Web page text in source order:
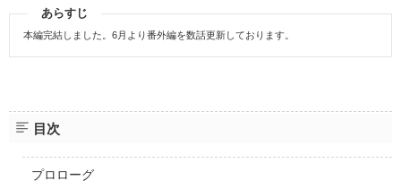
あらすじ
本編完結しました。6月より番外編を数話更新しております。
目次
プロローグ